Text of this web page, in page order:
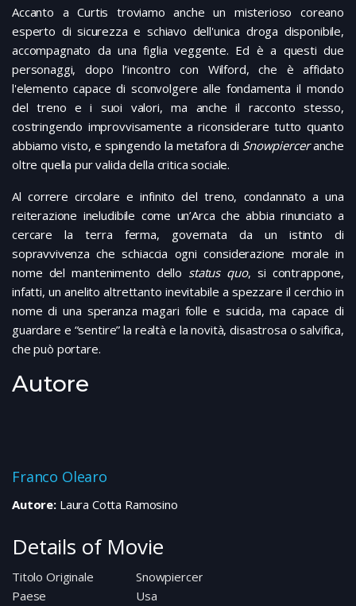
Accanto a Curtis troviamo anche un misterioso coreano
esperto di sicurezza e schiavo dell'unica droga disponibile,
accompagnato da una figlia veggente. Ed è a questi due
personaggi, dopo l’incontro con Wilford, che è affidato
l'elemento capace di sconvolgere alle fondamenta il mondo
del treno e i suoi valori, ma anche il racconto stesso,
costringendo improvvisamente a riconsiderare tutto quanto
abbiamo visto, e spingendo la metafora di Snowpierceranche
oltre quella pur valida della critica sociale.
Al correre circolare e infinito del treno, condannato a una
reiterazione ineludibile come un’Arca che abbia rinunciato a
cercare la terra ferma, governata da un istinto di
sopravvivenza che schiaccia ogni considerazione morale in
nome del mantenimento dello status quo, si contrappone,
infatti, un anelito altrettanto inevitabile a spezzare il cerchio in
nome di una speranza magari folle e suicida, ma capace di
guardare e “sentire” la realtà e la novità, disastrosa o salvifica,
che può portare.
Autore
Franco Olearo
Autore:Laura Cotta Ramosino
Details of Movie
Titolo Originale
Snowpiercer
Paese
Usa